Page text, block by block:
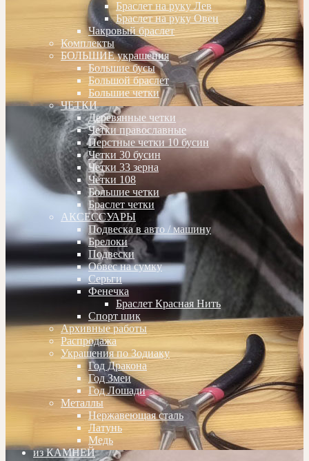
Браслет на руку Лев
Браслет на руку Овен
Чакровый браслет
Комплекты
БОЛЬШИЕ украшения
Большие бусы
Большой браслет
Большие четки
ЧЕТКИ
Деревянные четки
Четки православные
Перстные четки 10 бусин
Четки 30 бусин
Четки 33 зерна
Четки 108
Большие четки
Браслет четки
АКСЕССУАРЫ
Подвеска в авто / машину
Брелоки
Подвески
Обвес на сумку
Серьги
Фенечка
Браслет Красная Нить
Спорт шик
Архивные работы
Распродажа
Украшения по Зодиаку
Год Дракона
Год Змеи
Год Лошади
Металлы
Нержавеющая сталь
Латунь
Медь
из КАМНЕЙ